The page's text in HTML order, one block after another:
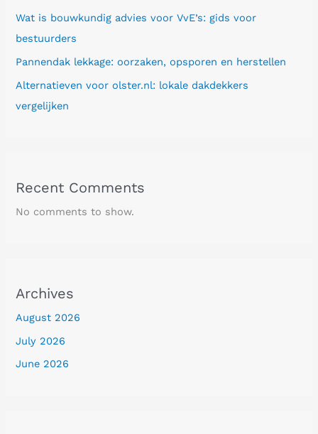
Wat is bouwkundig advies voor VvE’s: gids voor
bestuurders
Pannendak lekkage: oorzaken, opsporen en herstellen
Alternatieven voor olster.nl: lokale dakdekkers
vergelijken
Recent Comments
No comments to show.
Archives
August 2026
July 2026
June 2026